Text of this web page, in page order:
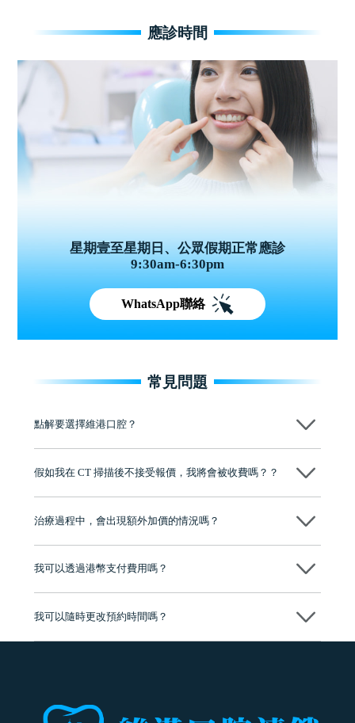
應診時間
星期壹至星期日、公眾假期正常應診
9:30am-6:30pm
WhatsApp聯絡
常見問題
點解要選擇維港口腔？
牌」、「2025香港企業領袖品牌」，是諾貝爾種植系統全球放心植牙中
至今已服務超過三十個國家和地區的顧客，受到粵港澳大灣區及周邊城
有咨詢及服務保障中心，有任何問題都可以隨時預約免費咨詢，讓人十
假如我在 CT 掃描後不接受報價，我將會被收費嗎？？
治療過程中，會出現額外加價的情況嗎？
我可以透過港幣支付費用嗎？
我可以隨時更改預約時間嗎？